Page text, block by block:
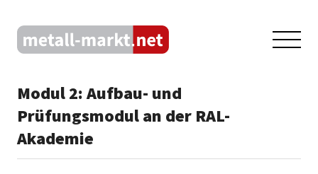
Modul 2: Aufbau- und
Prüfungsmodul an der RAL-
Akademie